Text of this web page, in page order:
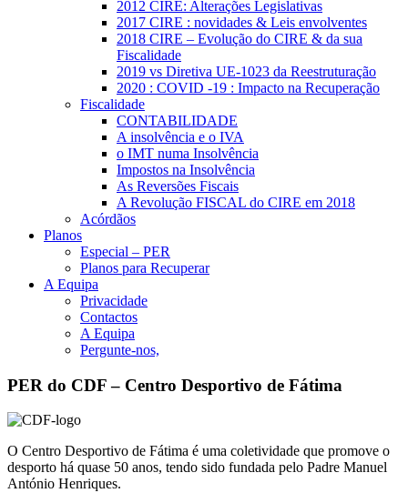
2012 CIRE: Alterações Legislativas
2017 CIRE : novidades & Leis envolventes
2018 CIRE – Evolução do CIRE & da sua
Fiscalidade
2019 vs Diretiva UE-1023 da Reestruturação
2020 : COVID -19 : Impacto na Recuperação
Fiscalidade
CONTABILIDADE
A insolvência e o IVA
o IMT numa Insolvência
Impostos na Insolvência
As Reversões Fiscais
A Revolução FISCAL do CIRE em 2018
Acórdãos
Planos
Especial – PER
Planos para Recuperar
A Equipa
Privacidade
Contactos
A Equipa
Pergunte-nos,
PER do CDF – Centro Desportivo de Fátima
O Centro Desportivo de Fátima é uma coletividade que promove o
desporto há quase 50 anos, tendo sido fundada pelo Padre Manuel
António Henriques.